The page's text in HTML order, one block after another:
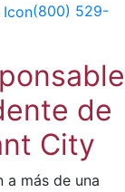
(800) 529-
de
City
a más de una